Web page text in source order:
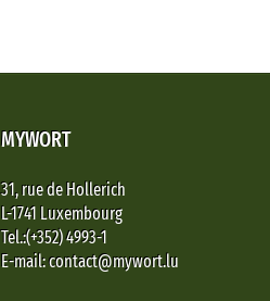
MYWORT
31, rue de Hollerich
L-1741 Luxembourg
Tel.:(+352) 4993-1
E-mail: contact@mywort.lu